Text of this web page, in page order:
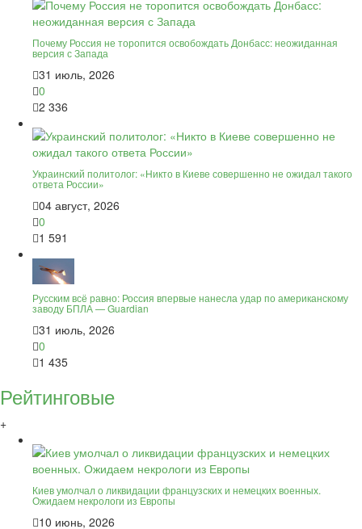
Почему Россия не торопится освобождать Донбасс: неожиданная
версия с Запада
31 июль, 2026
0
2 336
Украинский политолог: «Никто в Киеве совершенно не ожидал такого
ответа России»
04 август, 2026
0
1 591
Русским всё равно: Россия впервые нанесла удар по американскому
заводу БПЛА — Guardian
31 июль, 2026
0
1 435
Рейтинговые
+
Киев умолчал о ликвидации французских и немецких военных.
Ожидаем некрологи из Европы
10 июнь, 2026